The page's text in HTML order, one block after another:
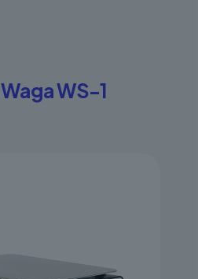
Waga WS-1